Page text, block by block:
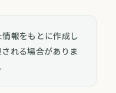
報をもとに作成し
れる場合がありま